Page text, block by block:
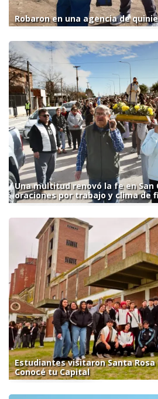
Robaron en una agencia de
Una multitud renovó la fe en San
oraciones por trabajo y clima de
Estudiantes visitaron Santa
Conocé tu Capital